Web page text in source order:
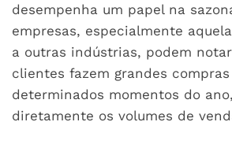
desempenha um papel na
empresas, especialmente
a outras indústrias, podem
clientes fazem grandes
determinados momentos do
diretamente os volumes de